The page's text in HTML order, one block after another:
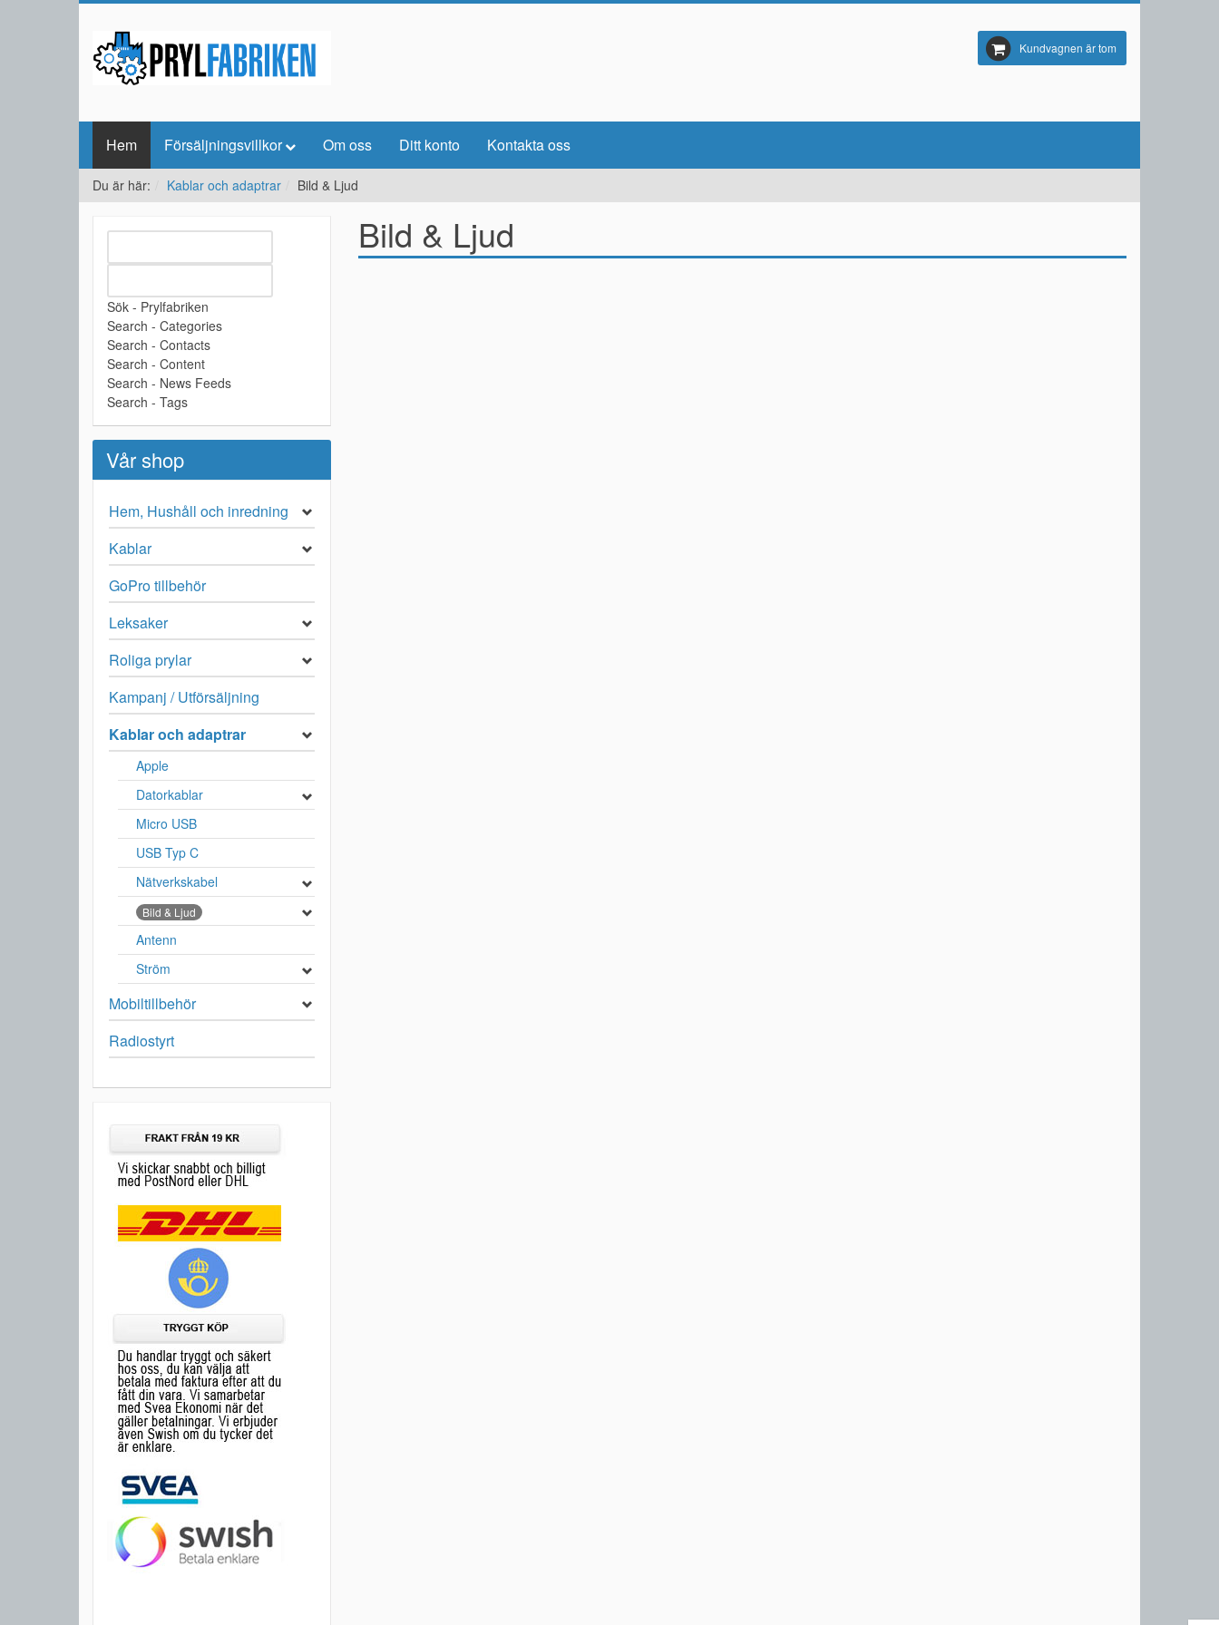
Kundvagnen är tom
Hem Försäljningsvillkor Om oss Ditt konto Kontakta oss
Du är här: Kablar och adaptrar Bild & Ljud
Bild & Ljud
Sök - Prylfabriken
Search - Categories
Search - Contacts
Search - Content
Search - News Feeds
Search - Tags
Vår shop
Hem, Hushåll och inredning
Kablar
GoPro tillbehör
Leksaker
Roliga prylar
Kampanj / Utförsäljning
Kablar och adaptrar
Apple
Datorkablar
Micro USB
USB Typ C
Nätverkskabel
Bild & Ljud
Antenn
Ström
Mobiltillbehör
Radiostyrt